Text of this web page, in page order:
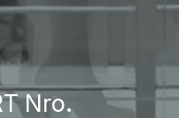
Nro.